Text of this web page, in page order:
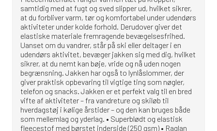
samtidig med at fugt og sved slipper ud, hvilket sikrer,
at du forbliver varm, tør og komfortabel under udendørs
aktiviteter under kolde forhold. Derudover giver det
elastiske materiale fremragende bevægelsesfrihed.
Uanset om du vandrer, står på ski eller deltager i en
udendørs aktivitet, bevæger jakken sig med dig, hvilket
sikrer, at du nemt kan bøje, vride og nå uden nogen
begrænsning. Jakken har også to lynlåslommer, der
giver praktisk opbevaring til vigtige ting som nøgler,
telefon og snacks. Jakken er et perfekt valg til en bred
vifte af aktiviteter – fra vandreture og skiløb til
hverdagstøj i kølige årstider – og den kan bruges både
som mellemlag og yderlag. • Superblødt og elastisk
fleecestof med børstet inderside (250 gsm) • Raglan